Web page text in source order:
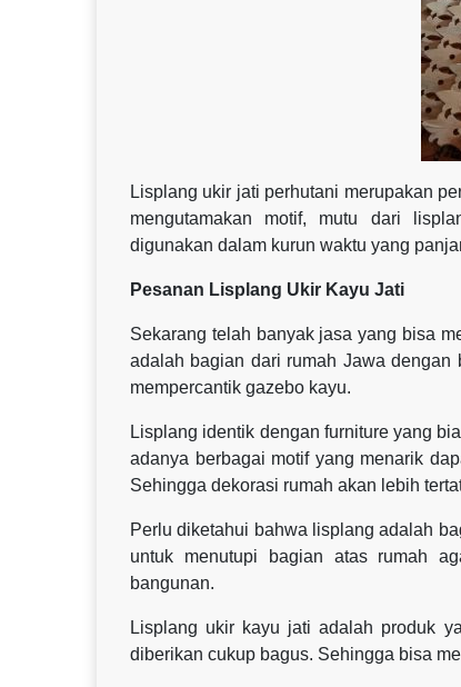
Lisplang ukir jati perhutani merupakan
mengutamakan motif, mutu dari
digunakan dalam kurun waktu yang
Pesanan Lisplang Ukir Kayu Jati
Sekarang telah banyak jasa yang bisa
adalah bagian dari rumah Jawa
mempercantik gazebo kayu.
Lisplang identik dengan furniture yang
adanya berbagai motif yang menarik
Sehingga dekorasi rumah akan lebih
Perlu diketahui bahwa lisplang adalah
untuk menutupi bagian atas rumah
bangunan.
Lisplang ukir kayu jati adalah produk
diberikan cukup bagus. Sehingga bisa